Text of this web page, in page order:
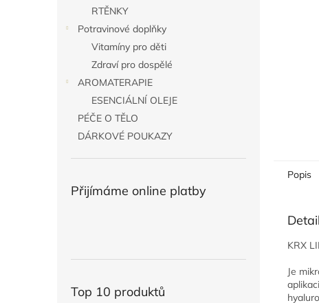
RTĚNKY
Potravinové doplňky
Vitamíny pro děti
Zdraví pro dospělé
AROMATERAPIE
ESENCIÁLNÍ OLEJE
PÉČE O TĚLO
DÁRKOVÉ POUKAZY
Přijímáme online platby
Top 10 produktů
Popis
KRX
Je